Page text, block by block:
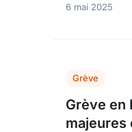
6 mai 2025
Grève
Grève en
majeures